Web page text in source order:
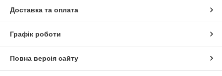
Доставка та оплата
Графік роботи
Повна версія сайту